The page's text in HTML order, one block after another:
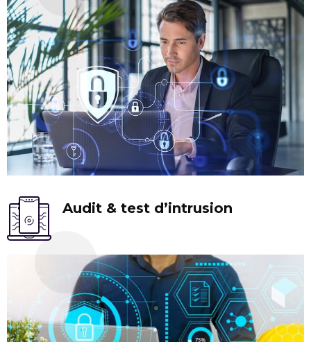
Audit & test d’intrusion